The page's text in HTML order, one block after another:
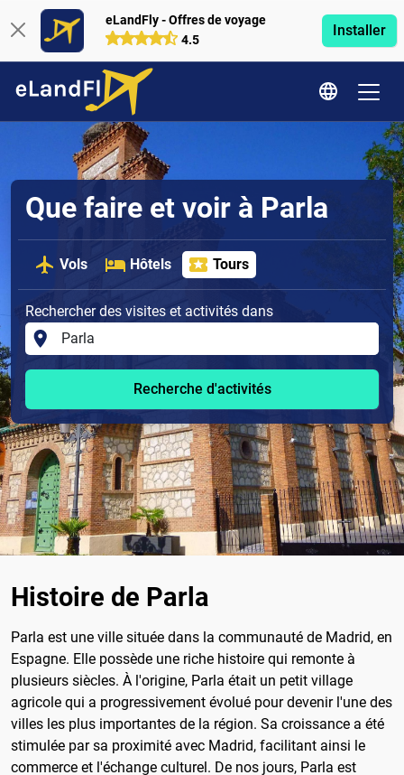
eLandFly - Offres de voyage
4.5
Installer
Que faire et voir à Parla
Vols Hôtels Tours
Rechercher des visites et activités dans
Recherche d'activités
Histoire de Parla
Parla est une ville située dans la communauté de Madrid, en
Espagne. Elle possède une riche histoire qui remonte à
plusieurs siècles. À l'origine, Parla était un petit village
agricole qui a progressivement évolué pour devenir l'une des
villes les plus importantes de la région. Sa croissance a été
stimulée par sa proximité avec Madrid, facilitant ainsi le
commerce et l'échange culturel. De nos jours, Parla est